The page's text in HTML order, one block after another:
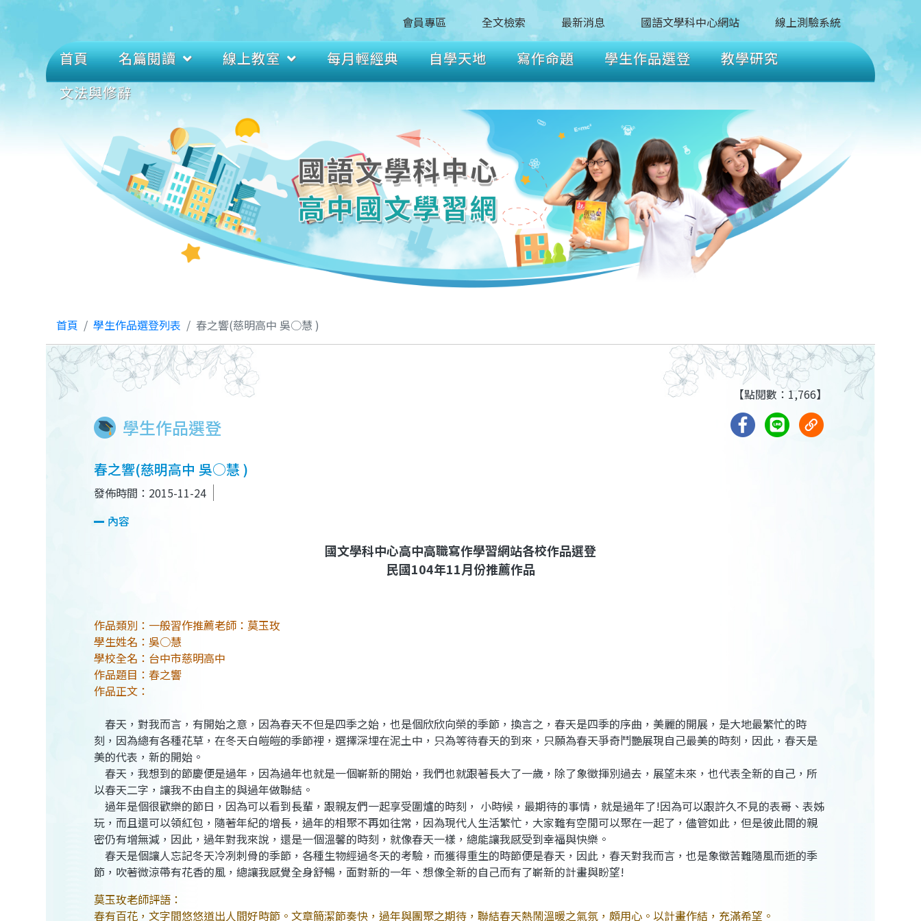
會員專區 全文檢索 最新消息 國語文學科中心網站 線上測驗系統
首頁 名篇閱讀 線上教室 每月輕經典 自學天地 寫作命題 學生作品選登
教學研究
文法與修辭
首頁 學生作品選登列表 春之響(慈明高中 吳○慧 )
學生作品選登
【點閱數：1,766】
春之響(慈明高中 吳○慧 )
發佈時間：2015-11-24
內容
國文學科中心高中高職寫作學習網站各校作品選登
民國104年11月份推薦作品
作品類別：一般習作推薦老師：莫玉玫
學生姓名：吳○慧
學校全名：台中市慈明高中
作品題目：春之響
作品正文：
春天，對我而言，有開始之意，因為春天不但是四季之始，也是個欣欣向榮的季節，換言之，春天是四季的序曲，美麗的開展，是大地最繁忙的時
刻，因為總有各種花草，在冬天白皚皚的季節裡，選擇深埋在泥土中，只為等待春天的到來，只願為春天爭奇鬥艷展現自己最美的時刻，因此，春天是
美的代表，新的開始。
春天，我想到的節慶便是過年，因為過年也就是一個嶄新的開始，我們也就跟著長大了一歲，除了象徵揮別過去，展望未來，也代表全新的自己，所
以春天二字，讓我不由自主的與過年做聯結。
過年是個很歡樂的節日，因為可以看到長輩，跟親友們一起享受圍爐的時刻， 小時候，最期待的事情，就是過年了!因為可以跟許久不見的表哥、表姊
玩，而且還可以領紅包，隨著年紀的增長，過年的相聚不再如往常，因為現代人生活繁忙，大家難有空閒可以聚在一起了，儘管如此，但是彼此間的親
密仍有增無減，因此，過年對我來說，還是一個溫馨的時刻，就像春天一樣，總能讓我感受到幸福與快樂。
春天是個讓人忘記冬天冷冽刺骨的季節，各種生物經過冬天的考驗，而獲得重生的時節便是春天，因此，春天對我而言，也是象徵苦難隨風而逝的季
節，吹著微涼帶有花香的風，總讓我感覺全身舒暢，面對新的一年、想像全新的自己而有了嶄新的計畫與盼望!
莫玉玫老師評語：
春有百花，文字間悠悠道出人間好時節。文章簡潔節奏快，過年與團聚之期待，聯結春天熱鬧溫暖之氣氛，頗用心。以計畫作結，充滿希望。